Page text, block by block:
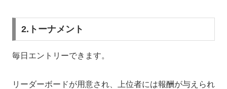
2.トーナメント
毎日エントリーできます。
リーダーボードが用意され、上位者には報酬が与えられ